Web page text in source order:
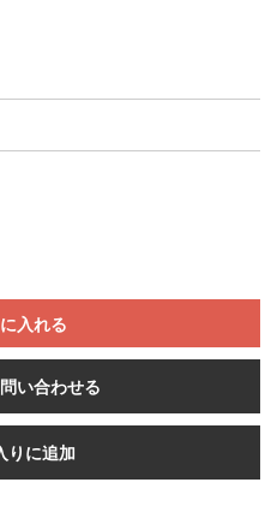
入れる
い合わせる
りに追加